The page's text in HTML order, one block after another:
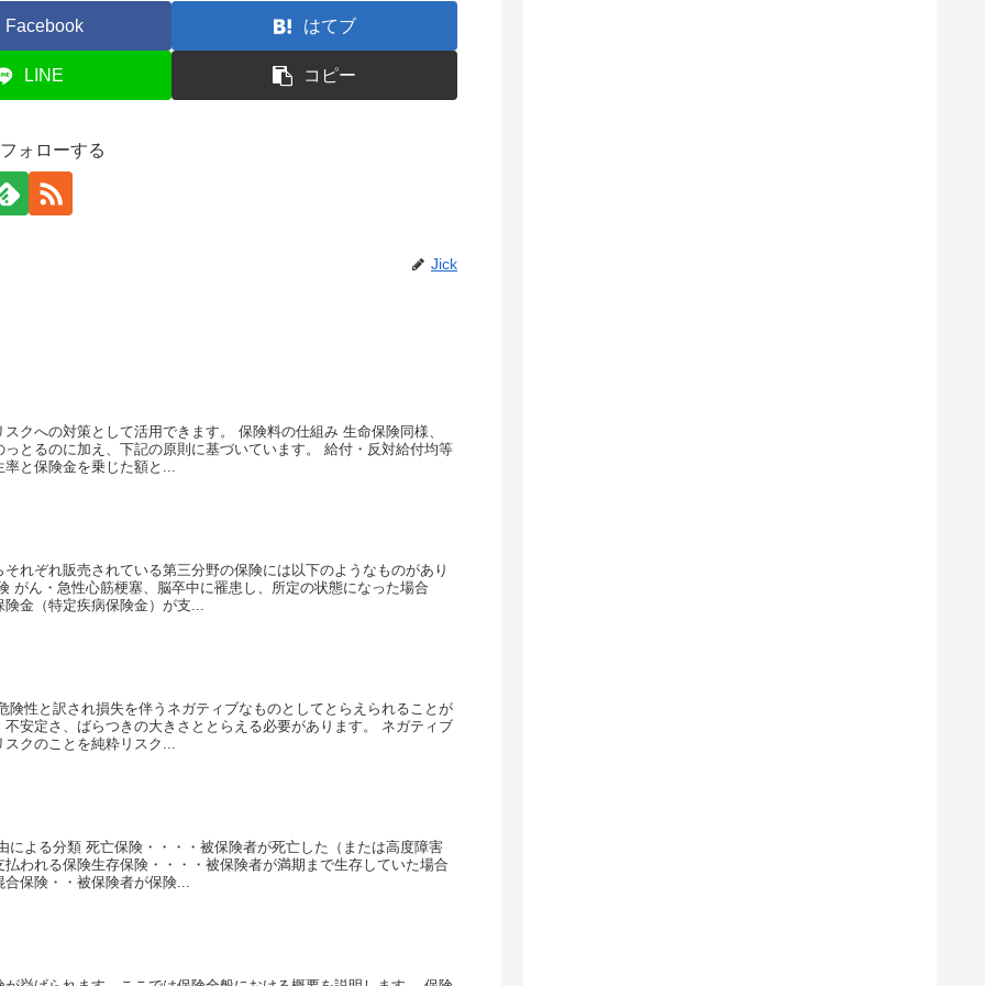
Facebook はてブ
LINE コピー
ォローする
Jick
クへの対策として活用できます。 保険料の仕組み 生命保険同様、
とるのに加え、下記の原則に基づいています。 給付・反対給付均等
と保険金を乗じた額と...
れぞれ販売されている第三分野の保険には以下のようなものがあり
がん・急性心筋梗塞、脳卒中に罹患し、所定の状態になった場合
金（特定疾病保険金）が支...
険性と訳され損失を伴うネガティブなものとしてとらえられることが
安定さ、ばらつきの大きさととらえる必要があります。 ネガティブ
クのことを純粋リスク...
による分類 死亡保険・・・・被保険者が死亡した（または高度障害
われる保険生存保険・・・・被保険者が満期まで生存していた場合
保険・・被保険者が保険...